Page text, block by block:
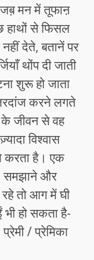
जब़ मन में तूफाऩ
हाथों से फिसल
देते, बतानें पर
थोंप दी जाती
शुरू हो जाता
करने लगते
के जीवन से वह
विश्वास
करता है। एक
समझाने और
तो आग में घी
हो सकता है-
/ प्रेमिका